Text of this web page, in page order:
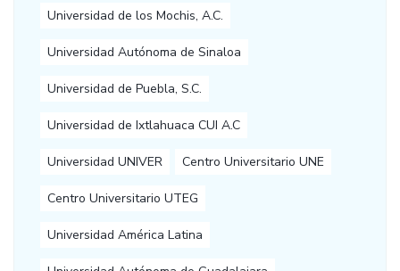
Universidad de los Mochis, A.C.
Universidad Autónoma de Sinaloa
Universidad de Puebla, S.C.
Universidad de Ixtlahuaca CUI A.C
Universidad UNIVER Centro Universitario UNE
Centro Universitario UTEG
Universidad América Latina